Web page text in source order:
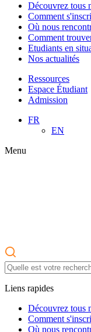
Découvrez tous
Comment
Où nous
Comment
Etudiants en
Nos actualités
Ressources
Espace Étudiant
Admission
FR
EN
Menu
Liens rapides
Découvrez tous
Comment
Où nous